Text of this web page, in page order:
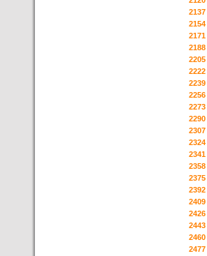
2137
2154
2171
2188
2205
2222
2239
2256
2273
2290
2307
2324
2341
2358
2375
2392
2409
2426
2443
2460
2477